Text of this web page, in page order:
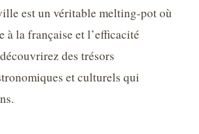
est un véritable melting-pot où
à la française et l’efficacité
des trésors
et culturels qui